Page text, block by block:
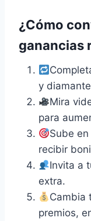
¿Cómo
ganancias
y
Mira
para
Sube
recibir
Invita a
extra.
Cambia
premios,